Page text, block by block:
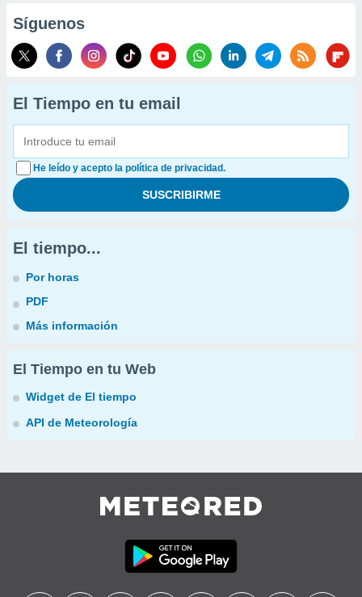
Síguenos
El Tiempo en tu email
He leído y acepto la política de privacidad.
El tiempo...
Por horas
PDF
Más información
El Tiempo en tu Web
Widget de El tiempo
API de Meteorología